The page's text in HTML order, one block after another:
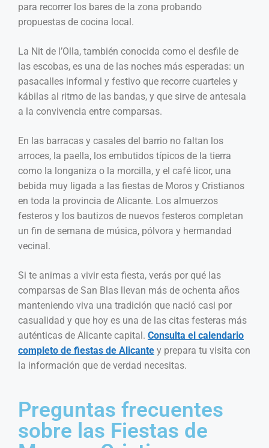
para recorrer los bares de la zona probando
propuestas de cocina local.
La Nit de l’Olla, también conocida como el desfile de
las escobas, es una de las noches más esperadas: un
pasacalles informal y festivo que recorre cuarteles y
kábilas al ritmo de las bandas, y que sirve de antesala
a la convivencia entre comparsas.
En las barracas y casales del barrio no faltan los
arroces, la paella, los embutidos típicos de la tierra
como la longaniza o la morcilla, y el café licor, una
bebida muy ligada a las fiestas de Moros y Cristianos
en toda la provincia de Alicante. Los almuerzos
festeros y los bautizos de nuevos festeros completan
un fin de semana de música, pólvora y hermandad
vecinal.
Si te animas a vivir esta fiesta, verás por qué las
comparsas de San Blas llevan más de ochenta años
manteniendo viva una tradición que nació casi por
casualidad y que hoy es una de las citas festeras más
auténticas de Alicante capital. Consulta el calendario
completo de fiestas de Alicante y prepara tu visita con
la información que de verdad necesitas.
Preguntas frecuentes
sobre las Fiestas de